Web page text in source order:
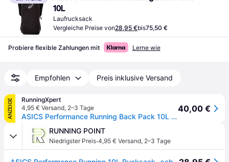
10L
Laufrucksack
Vergleiche Preise von28,95 €bis75,50 €
Probiere flexible Zahlungen mit Lerne wie
Empfohlen Preis inklusive Versand
ANZEIGE
RunningXpert
4,95 € Versand, 2–3 Tage
ASICS Performance Running Back Pack 10L (Unisex) Rucksäcke & Westen Schwarz
40,00 €
RUNNING POINT
Niedrigster Preis·4,95 € Versand, 2–3 Tage